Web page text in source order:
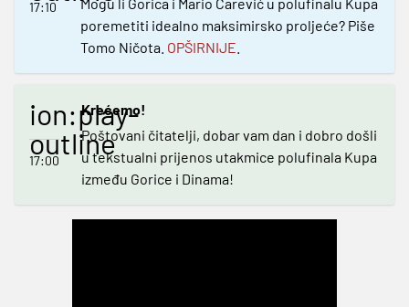
17:10
poremetiti idealno maksimirsko proljeće? Piše
Tomo Ničota. OPŠIRNIJE
ion:play-
outline
17:00
Krećemo!
Poštovani čitatelji, dobar vam dan i dobro došli
u tekstualni prijenos utakmice polufinala Kupa
između Gorice i Dinama!